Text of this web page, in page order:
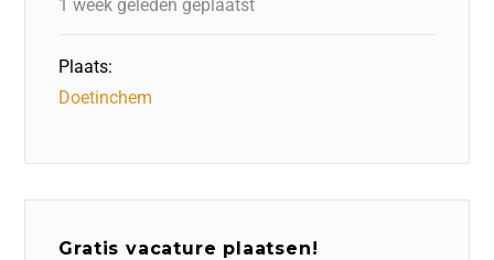
1 week geleden geplaatst
Plaats:
Doetinchem
Gratis vacature plaatsen!